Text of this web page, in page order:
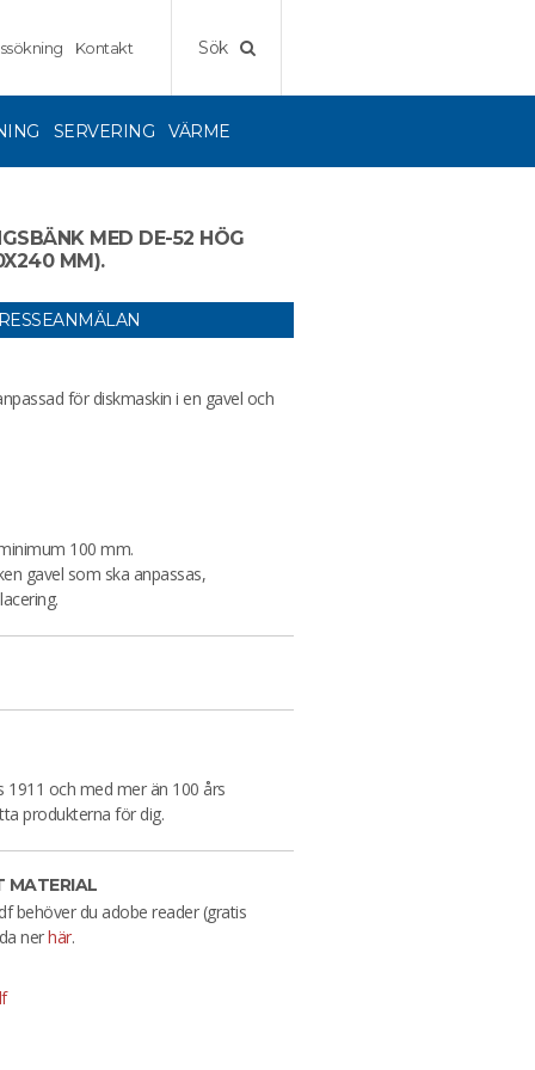
Kontakt Sök
SERVERING VÄRME
MED DE-52 HÖG
MM).
för diskmaskin i en gavel och
100 mm.
gavel som ska anpassas,
1911 och med mer än 100 års
produkterna för dig.
MATERIAL
behöver du adobe reader (gratis
nerhär.